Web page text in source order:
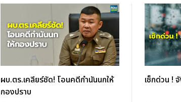
ผบ.ตร.เคลียร์ชัด! โอนคดีกำนันนกให้
กองปราบ
เช็กด่วน !